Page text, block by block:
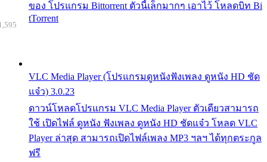
ของ โปรแกรม Bittorrent ตัวนี้เล็กมากๆ เอาไว้ โหลดบิท Bi
tTorrent
VLC Media Player (โปรแกรมดูหนังฟังเพลง ดูหนัง HD ชัด
แจ๋ว) 3.0.23
ดาวน์โหลดโปรแกรม VLC Media Player ตัวเดียวสามารถ
ใช้ เปิดไฟล์ ดูหนัง ฟังเพลง ดูหนัง HD ชัดแจ๋ว โหลด VLC
Player ล่าสุด สามารถเปิดไฟล์เพลง MP3 ฯลฯ ได้ทุกตระกูล
ฟรี